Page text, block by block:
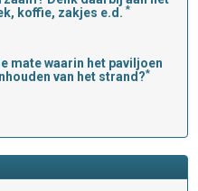
koffie, zakjes e.d. *
mate waarin het paviljoen
van het strand?*